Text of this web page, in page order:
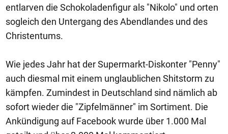
entlarven die Schokoladenfigur als "Nikolo" und orten
sogleich den Untergang des Abendlandes und des
Christentums.
Wie jedes Jahr hat der Supermarkt-Diskonter "Penny"
auch diesmal mit einem unglaublichen Shitstorm zu
kämpfen. Zumindest in Deutschland sind nämlich ab
sofort wieder die "Zipfelmänner" im Sortiment. Die
Ankündigung auf Facebook wurde über 1.000 Mal